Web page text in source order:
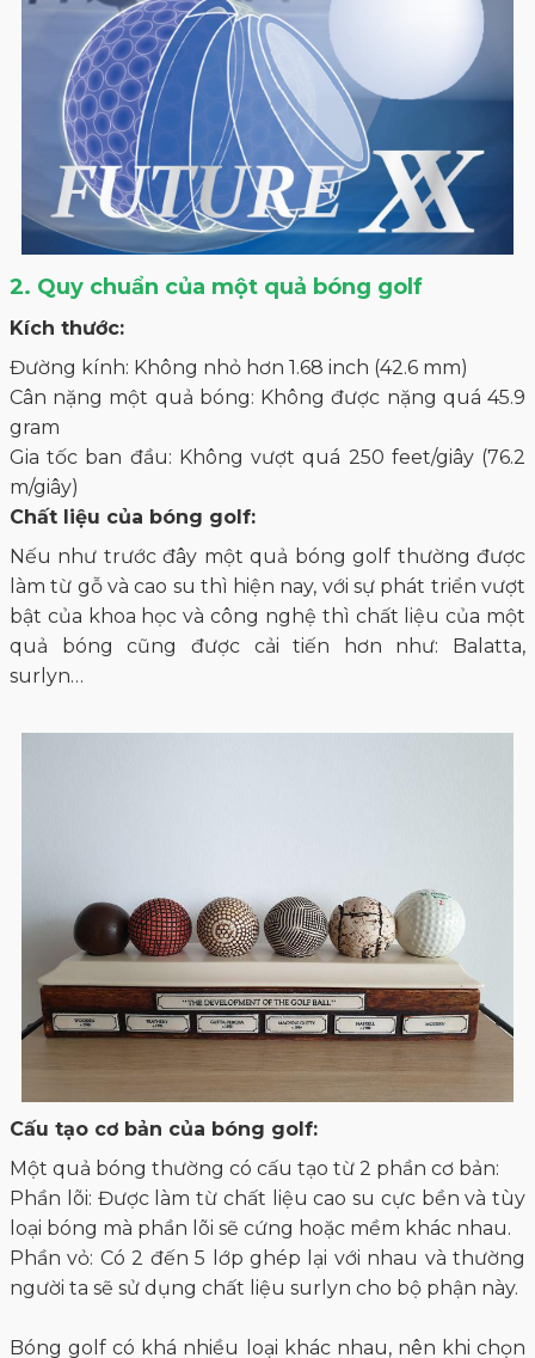
2. Quy chuẩn của một quả bóng golf
Kích thước:
Đường kính: Không nhỏ hơn 1.68 inch (42.6 mm)
Cân nặng một quả bóng: Không được nặng quá 45.9
gram
Gia tốc ban đầu: Không vượt quá 250 feet/giây (76.2
m/giây)
Chất liệu của bóng golf:
Nếu như trước đây một quả bóng golf thường được
làm từ gỗ và cao su thì hiện nay, với sự phát triển vượt
bật của khoa học và công nghệ thì chất liệu của một
quả bóng cũng được cải tiến hơn như: Balatta,
surlyn…
Cấu tạo cơ bản của bóng golf:
Một quả bóng thường có cấu tạo từ 2 phần cơ bản:
Phần lõi: Được làm từ chất liệu cao su cực bền và tùy
loại bóng mà phần lõi sẽ cứng hoặc mềm khác nhau.
Phần vỏ: Có 2 đến 5 lớp ghép lại với nhau và thường
người ta sẽ sử dụng chất liệu surlyn cho bộ phận này.
Bóng golf có khá nhiều loại khác nhau, nên khi chọn